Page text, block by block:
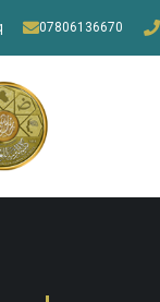
07806136670